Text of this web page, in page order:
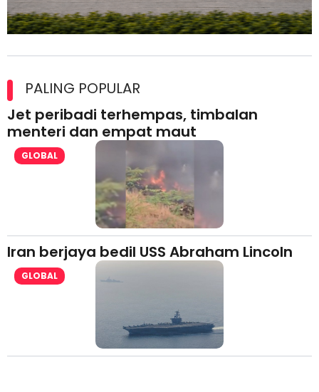
lesen separuh pertama 2026
PALING POPULAR
Jet peribadi terhempas, timbalan
menteri dan empat maut
GLOBAL
Iran berjaya bedil USS Abraham Lincoln
GLOBAL